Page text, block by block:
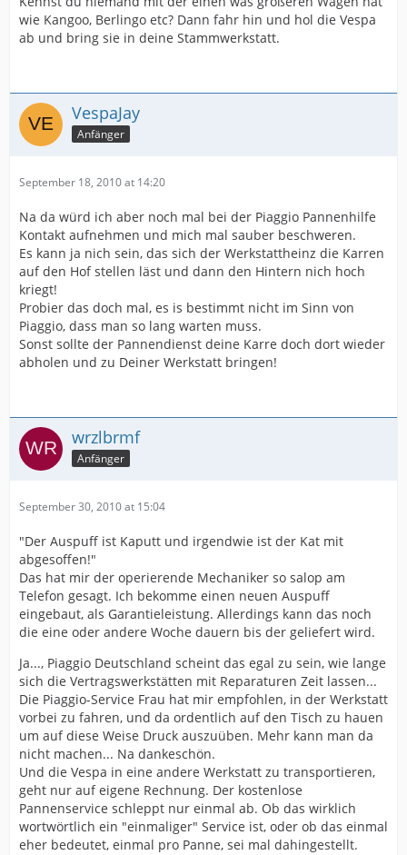
wie Kangoo, Berlingo etc? Dann fahr hin und hol die Vespa
ab und bring sie in deine Stammwerkstatt.
VespaJay
Anfänger
September 18, 2010 at 14:20
Na da würd ich aber noch mal bei der Piaggio Pannenhilfe
Kontakt aufnehmen und mich mal sauber beschweren.
Es kann ja nich sein, das sich der Werkstattheinz die Karren
auf den Hof stellen läst und dann den Hintern nich hoch
kriegt!
Probier das doch mal, es is bestimmt nicht im Sinn von
Piaggio, dass man so lang warten muss.
Sonst sollte der Pannendienst deine Karre doch dort wieder
abholen und zu Deiner Werkstatt bringen!
wrzlbrmf
Anfänger
September 30, 2010 at 15:04
"Der Auspuff ist Kaputt und irgendwie ist der Kat mit
abgesoffen!"
Das hat mir der operierende Mechaniker so salop am
Telefon gesagt. Ich bekomme einen neuen Auspuff
eingebaut, als Garantieleistung. Allerdings kann das noch
die eine oder andere Woche dauern bis der geliefert wird.
Ja..., Piaggio Deutschland scheint das egal zu sein, wie lange
sich die Vertragswerkstätten mit Reparaturen Zeit lassen...
Die Piaggio-Service Frau hat mir empfohlen, in der Werkstatt
vorbei zu fahren, und da ordentlich auf den Tisch zu hauen
um auf diese Weise Druck auszuüben. Mehr kann man da
nicht machen... Na dankeschön.
Und die Vespa in eine andere Werkstatt zu transportieren,
geht nur auf eigene Rechnung. Der kostenlose
Pannenservice schleppt nur einmal ab. Ob das wirklich
wortwörtlich ein "einmaliger" Service ist, oder ob das einmal
eher bedeutet, einmal pro Panne, sei mal dahingestellt.